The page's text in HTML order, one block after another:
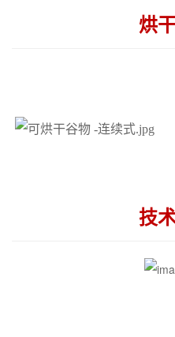
烘
技